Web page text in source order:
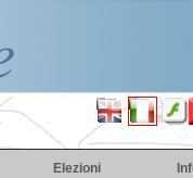
Elezioni